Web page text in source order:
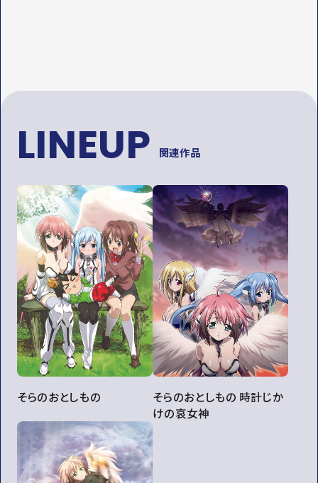
LINEUP 関連作品
そらのおとしもの
そらのおとしもの 時計じか
けの哀女神